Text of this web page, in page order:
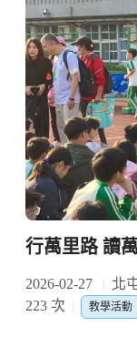
行萬里路 讀
2026-02-27 北
223 次
教學活動